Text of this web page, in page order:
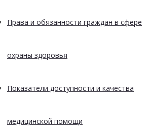
Права и обязанности граждан в сфере
охраны здоровья
Показатели доступности и качества
медицинской помощи